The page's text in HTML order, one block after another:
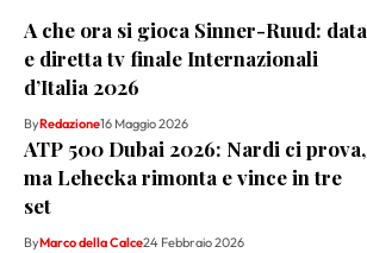
A che ora si gioca Sinner-Ruud: data
e diretta tv finale Internazionali
d’Italia 2026
ByRedazione16 Maggio 2026
ATP 500 Dubai 2026: Nardi ci prova,
ma Lehecka rimonta e vince in tre
set
ByMarco della Calce24 Febbraio 2026